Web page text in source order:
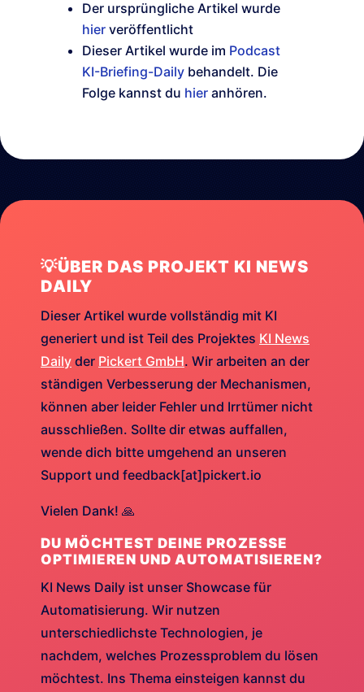
Der ursprüngliche Artikel wurde
hierveröffentlicht
Dieser Artikel wurde im Podcast
KI-Briefing-Dailybehandelt. Die
Folge kannst du hieranhören.
💡ÜBER DAS PROJEKT KI NEWS
DAILY
Dieser Artikel wurde vollständig mit KI
generiert und ist Teil des Projektes KI News
Daily der Pickert GmbH. Wir arbeiten an der
ständigen Verbesserung der Mechanismen,
können aber leider Fehler und Irrtümer nicht
ausschließen. Sollte dir etwas auffallen,
wende dich bitte umgehend an unseren
Support und feedback[at]pickert.io
Vielen Dank! 🙏
DU MÖCHTEST DEINE PROZESSE
OPTIMIEREN UND AUTOMATISIEREN?
KI News Daily ist unser Showcase für
Automatisierung. Wir nutzen
unterschiedlichste Technologien, je
nachdem, welches Prozessproblem du lösen
möchtest. Ins Thema einsteigen kannst du